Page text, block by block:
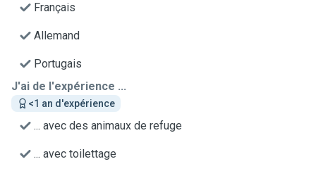
Français
Allemand
Portugais
J'ai de l'expérience ...
<1 an d'expérience
... avec des animaux de refuge
... avec toilettage